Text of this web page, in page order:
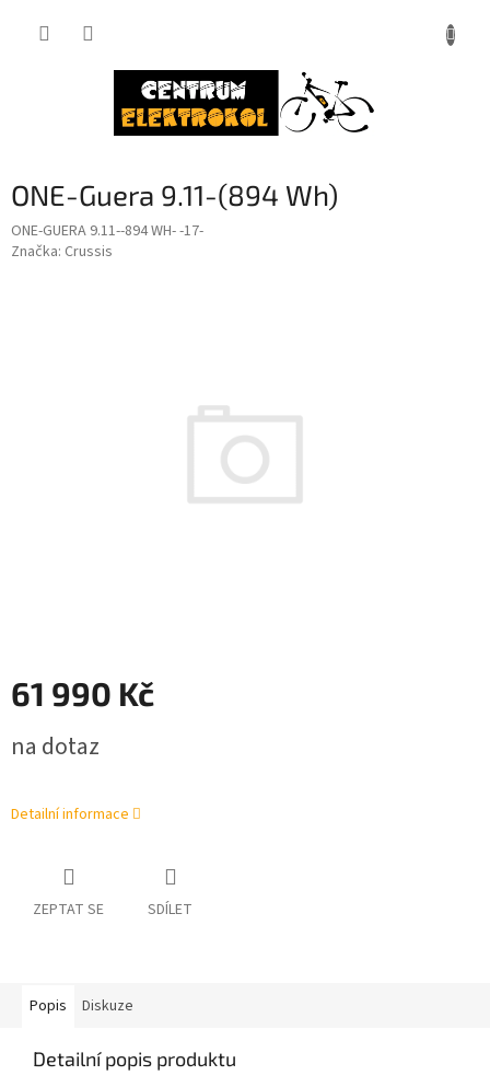
ONE-Guera 9.11-(894 Wh)
ONE-GUERA 9.11--894 WH- -17-
Značka: Crussis
61 990 Kč
cena:
na dotaz
Detailní informace
ZEPTAT SE SDÍLET
Popis Diskuze
Detailní popis produktu